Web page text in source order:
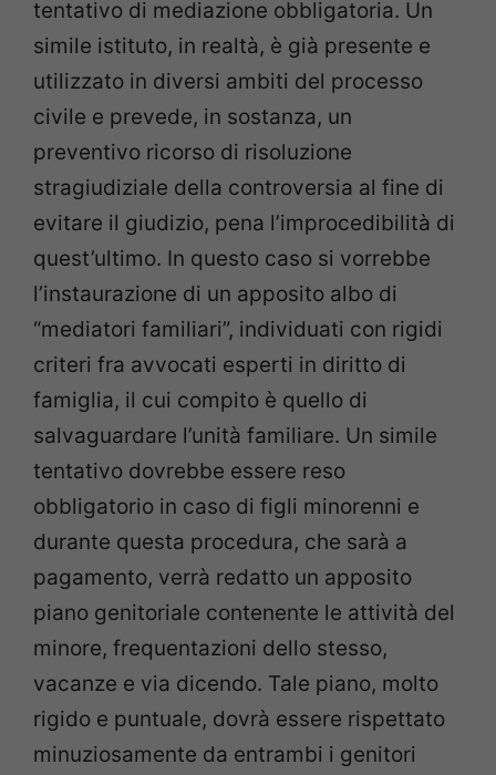
tentativo di mediazione obbligatoria. Un
simile istituto, in realtà, è già presente e
utilizzato in diversi ambiti del processo
civile e prevede, in sostanza, un
preventivo ricorso di risoluzione
stragiudiziale della controversia al fine di
evitare il giudizio, pena l’improcedibilità di
quest’ultimo. In questo caso si vorrebbe
l’instaurazione di un apposito albo di
“mediatori familiari”, individuati con rigidi
criteri fra avvocati esperti in diritto di
famiglia, il cui compito è quello di
salvaguardare l’unità familiare. Un simile
tentativo dovrebbe essere reso
obbligatorio in caso di figli minorenni e
durante questa procedura, che sarà a
pagamento, verrà redatto un apposito
piano genitoriale contenente le attività del
minore, frequentazioni dello stesso,
vacanze e via dicendo. Tale piano, molto
rigido e puntuale, dovrà essere rispettato
minuziosamente da entrambi i genitori